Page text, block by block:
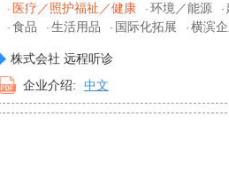
· 医疗／照护福祉／健康 · 环境／能源 ·
· 食品 · 生活用品 · 国际化拓展 · 横滨
株式会社 远程听诊
企业介绍:
中文